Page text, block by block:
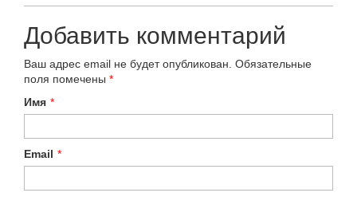
Добавить комментарий
Ваш адрес email не будет опубликован. Обязательные
поля помечены *
Имя *
Email *